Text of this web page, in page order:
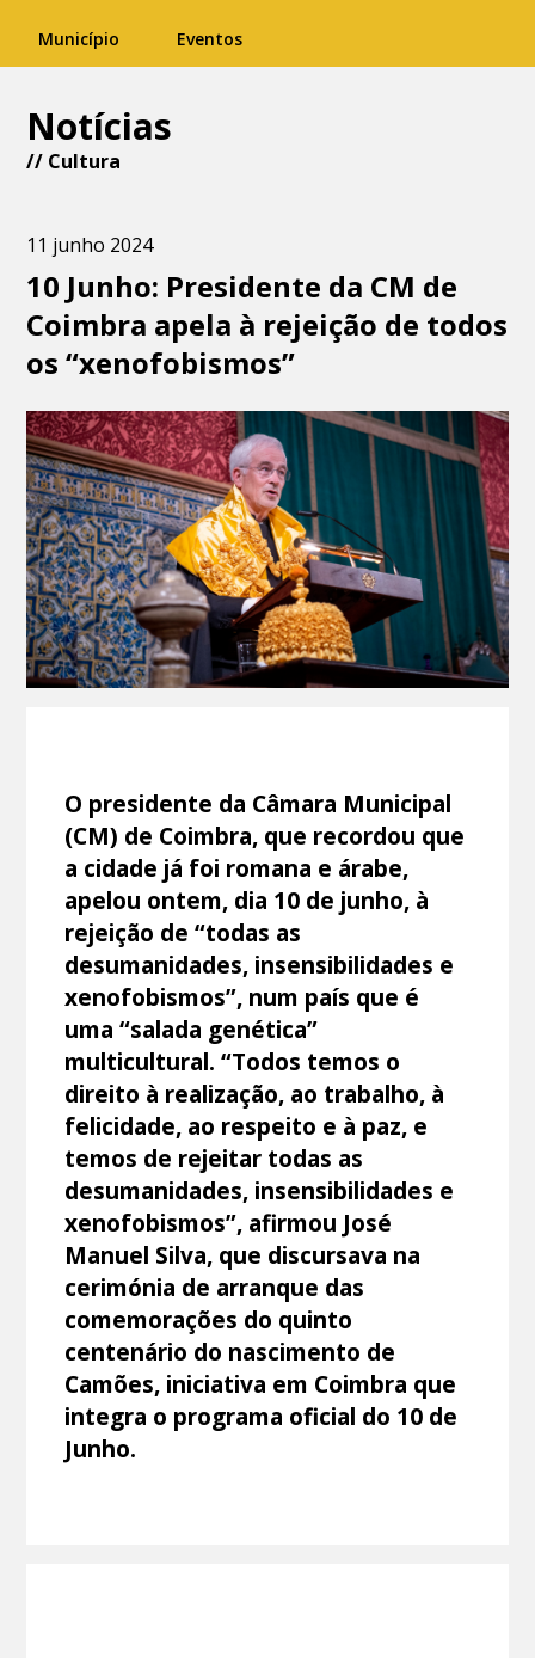
Município Eventos
Notícias
// Cultura
11 junho 2024
10 Junho: Presidente da CM de
Coimbra apela à rejeição de todos
os “xenofobismos”
O presidente da Câmara Municipal
(CM) de Coimbra, que recordou que
a cidade já foi romana e árabe,
apelou ontem, dia 10 de junho, à
rejeição de “todas as
desumanidades, insensibilidades e
xenofobismos”, num país que é
uma “salada genética”
multicultural. “Todos temos o
direito à realização, ao trabalho, à
felicidade, ao respeito e à paz, e
temos de rejeitar todas as
desumanidades, insensibilidades e
xenofobismos”, afirmou José
Manuel Silva, que discursava na
cerimónia de arranque das
comemorações do quinto
centenário do nascimento de
Camões, iniciativa em Coimbra que
integra o programa oficial do 10 de
Junho.